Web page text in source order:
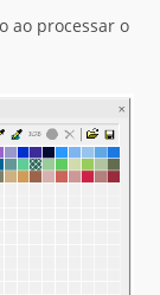
processar o